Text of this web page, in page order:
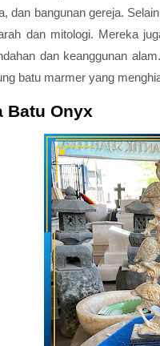
dan bangunan gereja.
dan mitologi. Mereka
dan keanggunan
batu marmer yang
Batu Onyx